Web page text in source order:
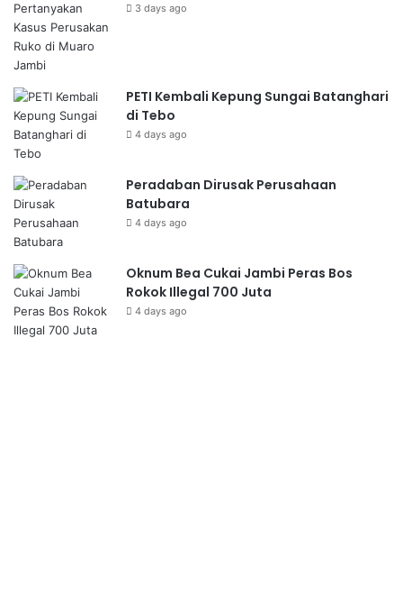
3 days ago
PETI Kembali Kepung Sungai Batanghari
di Tebo
4 days ago
Peradaban Dirusak Perusahaan
Batubara
4 days ago
Oknum Bea Cukai Jambi Peras Bos
Rokok Illegal 700 Juta
4 days ago